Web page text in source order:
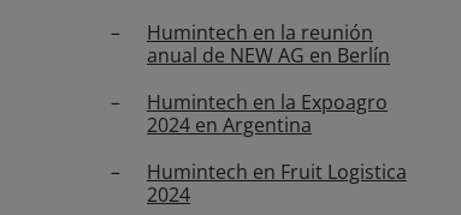
Humintech en la reunión
anual de NEW AG en Berlín
Humintech en la Expoagro
2024 en Argentina
Humintech en Fruit Logistica
2024